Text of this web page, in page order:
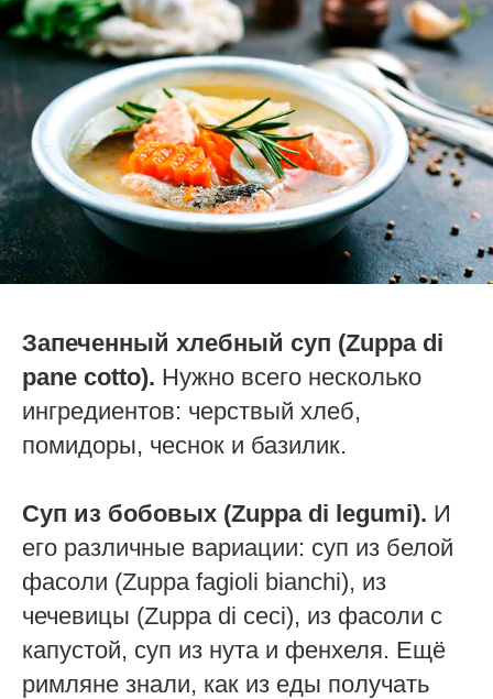
Запеченный хлебный суп (Zuppa di
pane cotto). Нужно всего несколько
ингредиентов: черствый хлеб,
помидоры, чеснок и базилик.
Суп из бобовых (Zuppa di legumi). И
его различные вариации: суп из белой
фасоли (Zuppa fagioli bianchi), из
чечевицы (Zuppa di ceci), из фасоли с
капустой, суп из нута и фенхеля. Ещё
римляне знали, как из еды получать